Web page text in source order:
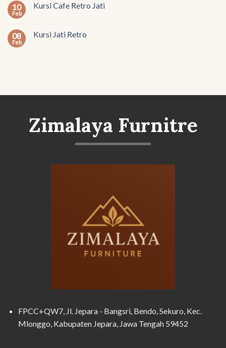
10
Feb
Kursi Cafe Retro Jati
08
Feb
Kursi Jati Retro
Zimalaya Furnitre
FPCC+QW7, Jl. Jepara - Bangsri, Bendo, Sekuro, Kec.
Mlonggo, Kabupaten Jepara, Jawa Tengah 59452